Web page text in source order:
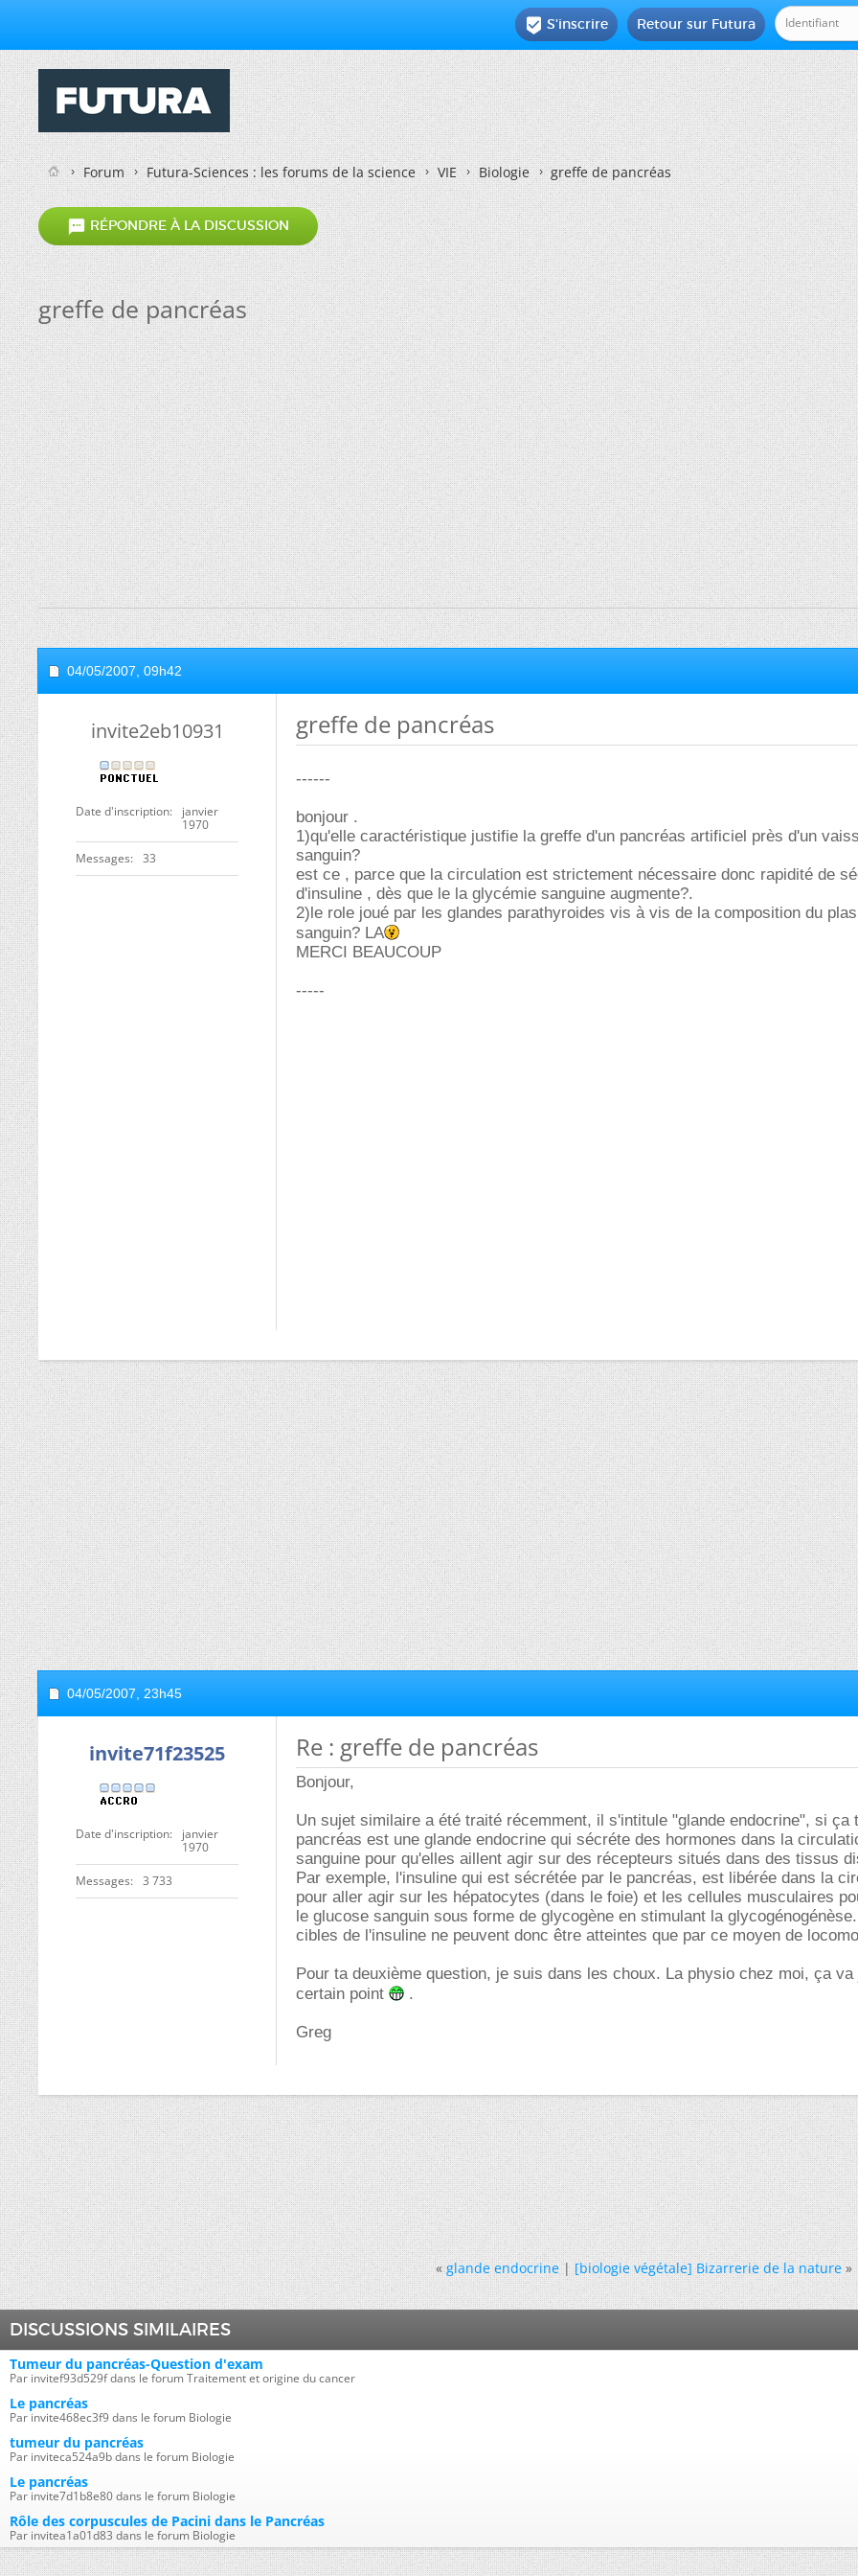
Retour sur Futura
 S'inscrire
Forum Futura-Sciences : les forums de la science VIE Biologie greffe de pancréas
 RÉPONDRE À LA DISCUSSION
greffe de pancréas
04/05/2007, 09h42
invite2eb10931
Date d'inscription
janvier
1970
Messages 33
greffe de pancréas
------
bonjour .
1)qu'elle caractéristique justifie la greffe d'un pancréas artificiel près d'un
sanguin?
est ce , parce que la circulation est strictement nécessaire donc rapidité de
d'insuline , dès que le la glycémie sanguine augmente?.
2)le role joué par les glandes parathyroides vis à vis de la composition du
sanguin? LA
MERCI BEAUCOUP
-----
04/05/2007, 23h45
invite71f23525
Date d'inscription
janvier
1970
Messages 3 733
Re : greffe de pancréas
Bonjour,
Un sujet similaire a été traité récemment, il s'intitule "glande endocrine", si ça
pancréas est une glande endocrine qui sécréte des hormones dans la
sanguine pour qu'elles aillent agir sur des récepteurs situés dans des tissus
Par exemple, l'insuline qui est sécrétée par le pancréas, est libérée dans la
pour aller agir sur les hépatocytes (dans le foie) et les cellules musculaires
le glucose sanguin sous forme de glycogène en stimulant la
cibles de l'insuline ne peuvent donc être atteintes que par ce moyen de
Pour ta deuxième question, je suis dans les choux. La physio chez moi, ça va
certain point
.
Greg
« glande endocrine|[biologie végétale] Bizarrerie de la nature »
DISCUSSIONS SIMILAIRES
Tumeur du pancréas-Question d'exam
Par invitef93d529f dans le forum Traitement et origine du cancer
Le pancréas
Par invite468ec3f9 dans le forum Biologie
tumeur du pancréas
Par inviteca524a9b dans le forum Biologie
Le pancréas
Par invite7d1b8e80 dans le forum Biologie
Rôle des corpuscules de Pacini dans le Pancréas
Par invitea1a01d83 dans le forum Biologie